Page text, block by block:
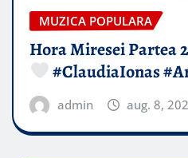
MUZICA POPULARA
Hora Miresei Partea
#ClaudiaIonas
admin aug. 8,